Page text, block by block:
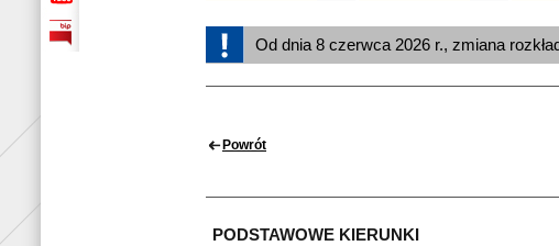
Od dnia 8 czerwca 2026 r., zmiana
Powrót
PODSTAWOWE KIERUNKI